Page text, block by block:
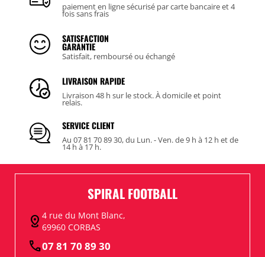
paiement en ligne sécurisé par carte bancaire et 4
fois sans frais
SATISFACTION
GARANTIE
Satisfait, remboursé ou échangé
LIVRAISON RAPIDE
Livraison 48 h sur le stock. À domicile et point
relais.
SERVICE CLIENT
Au 07 81 70 89 30, du Lun. - Ven. de 9 h à 12 h et de
14 h à 17 h.
SPIRAL FOOTBALL
distance 4 rue du Mont Blanc,
69960 CORBAS
call07 81 70 89 30